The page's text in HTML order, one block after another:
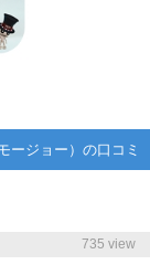
ージョー）の口コミ
735 view